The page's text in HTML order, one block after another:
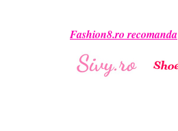
Fashion8.ro recomanda